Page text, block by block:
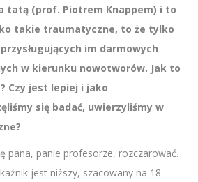
tatą (prof. Piotrem Knappem) i to
takie traumatyczne, to że tylko
im darmowych
w kierunku nowotworów. Jak to
Czy jest lepiej i jako
się badać, uwierzyliśmy w
pana, panie profesorze, rozczarować.
jest niższy, szacowany na 18